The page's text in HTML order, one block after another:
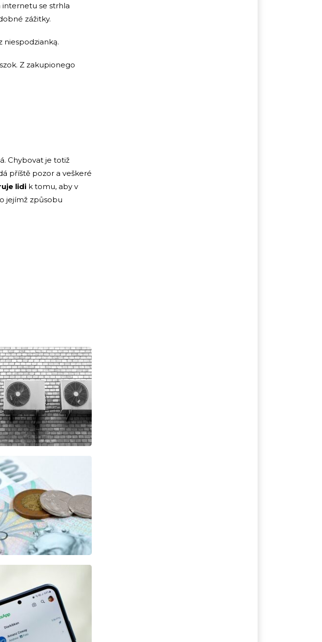
internetu se strhla
zážitky.
niespodzianką.
Z zakupionego
Chybovat je totiž
příště pozor a veškeré
lidi k tomu, aby v
jejímž způsobu